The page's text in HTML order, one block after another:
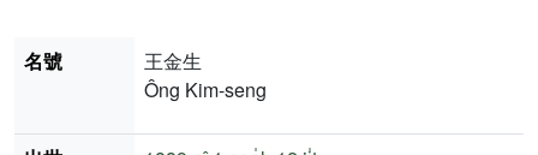
名號
王金生
Ông Kim-seng